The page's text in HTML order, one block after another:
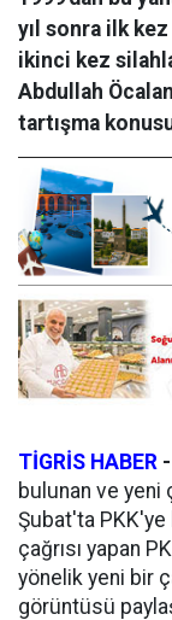
yıl sonra ilk
ikinci kez
Abdullah
tartışma
TİGRİS HABER -
bulunan ve yeni
Şubat'ta PKK'ye
çağrısı yapan
yönelik yeni bir
görüntüsü